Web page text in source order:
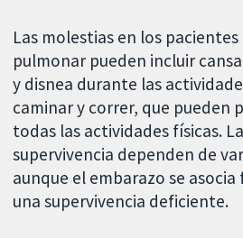
Las molestias en los
pulmonar pueden incluir
y disnea durante las
caminar y correr, que pueden
todas las actividades físicas.
supervivencia dependen de
aunque el embarazo se
una supervivencia deficiente.